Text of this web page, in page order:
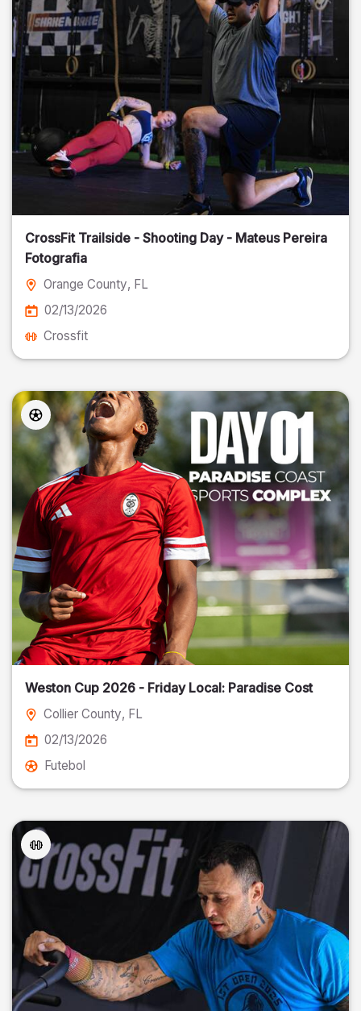
CrossFit Trailside - Shooting Day - Mateus Pereira
Fotografia
Orange County, FL
02/13/2026
Crossfit
Weston Cup 2026 - Friday Local: Paradise Cost
Collier County, FL
02/13/2026
Futebol